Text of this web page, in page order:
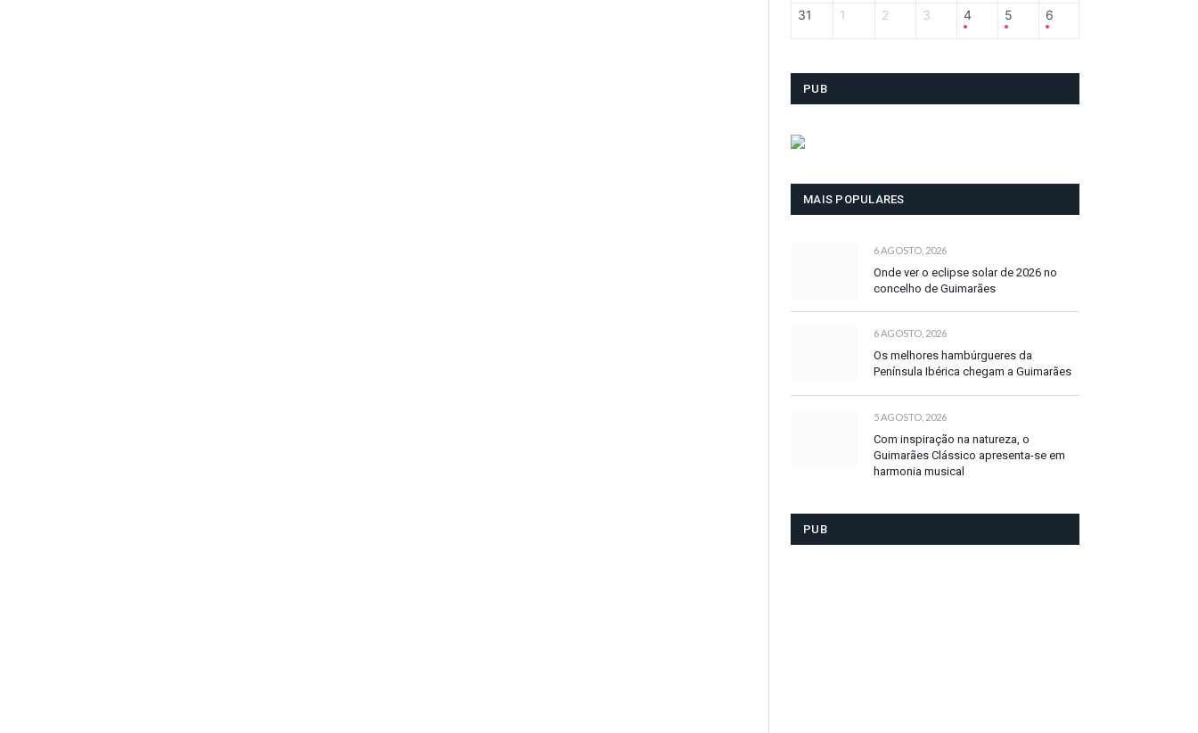
31 1 2 3 4 5 6
PUB
MAIS POPULARES
6 AGOSTO, 2026
Onde ver o eclipse solar de 2026 no
concelho de Guimarães
6 AGOSTO, 2026
Os melhores hambúrgueres da
Península Ibérica chegam a Guimarães
5 AGOSTO, 2026
Com inspiração na natureza, o
Guimarães Clássico apresenta-se em
harmonia musical
PUB